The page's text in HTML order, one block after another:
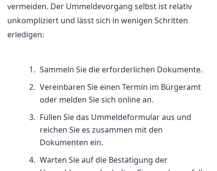
vermeiden. Der Ummeldevorgang selbst ist relativ
unkompliziert und lässt sich in wenigen Schritten
erledigen:
Sammeln Sie die erforderlichen Dokumente.
Vereinbaren Sie einen Termin im Bürgeramt
oder melden Sie sich online an.
Füllen Sie das Ummeldeformular aus und
reichen Sie es zusammen mit den
Dokumenten ein.
Warten Sie auf die Bestätigung der